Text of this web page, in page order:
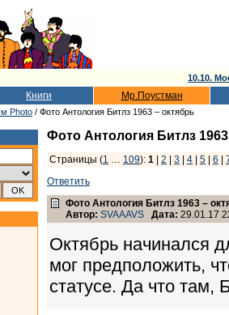
10.10.
Книги Мр.Поустман
Photo / Фото Антология Битлз 1963 – октябрь
Фото Антология Битлз
Страницы (1 … 109): 1 2 3 4 5 6
Ответить
Фото Антология Битлз 1963 –
Автор: SVAAAVS Дата: 29.01.17
Октябрь начинался
мог предположить,
статусе. Да что там,